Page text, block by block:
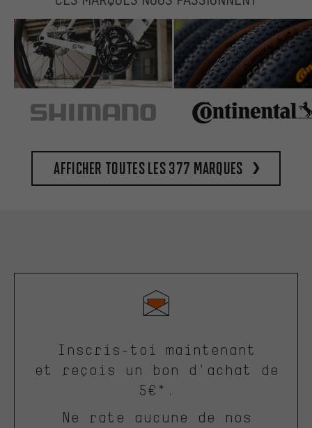
Afficher toutes les 377 marques
Inscris-toi maintenant
et reçois un bon d'achat de
5€*.
Ne rate aucune de nos